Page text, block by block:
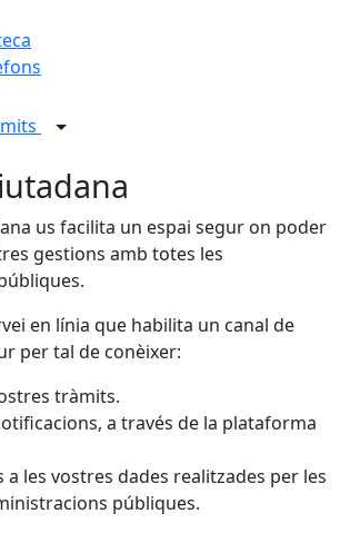
us facilita un espai segur on poder
gestions amb totes les
en línia que habilita un canal de
per tal de conèixer:
tràmits.
a través de la plataforma
a les vostres dades realitzades per les
públiques.